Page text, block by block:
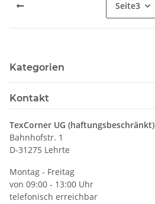
Seite3
Kategorien
Kontakt
TexCorner UG (haftungsbeschränkt)
Bahnhofstr. 1
D-31275 Lehrte
Montag - Freitag
von 09:00 - 13:00 Uhr
telefonisch erreichbar